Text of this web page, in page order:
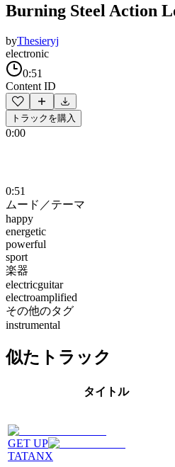
Burning Steel Action
byThesieryj
electronic
0:51
Content ID
トラックを購入
0:00
0:51
ムード／テーマ
happy
energetic
powerful
sport
楽器
electricguitar
electroamplified
その他のタグ
instrumental
似たトラック
タイトル
GET UP
TATANX